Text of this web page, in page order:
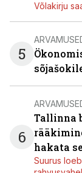
Võlakirju
5
6
Tallinna
hakata
Suurus